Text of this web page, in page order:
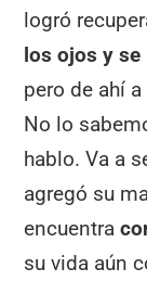
logró
los ojos y
pero de ahí
No lo
hablo. Va a
agregó su
encuentra
su vida aún